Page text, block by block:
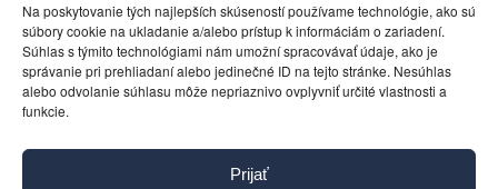
Na poskytovanie tých najlepších skúseností používame technológie, ako sú
súbory cookie na ukladanie a/alebo prístup k informáciám o zariadení.
Súhlas s týmito technológiami nám umožní spracovávať údaje, ako je
správanie pri prehliadaní alebo jedinečné ID na tejto stránke. Nesúhlas
alebo odvolanie súhlasu môže nepriaznivo ovplyvniť určité vlastnosti a
funkcie.
Prijať
Politika 4. decembra 2023
Kontakt
Pravidlá používania